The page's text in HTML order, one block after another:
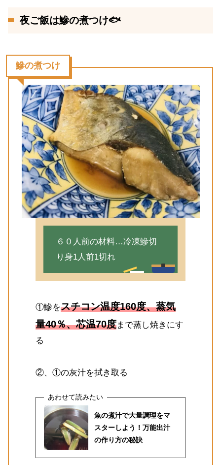
夜ご飯は鰺の煮つけ🐟
鰺の煮つけ
６０人前の材料…冷凍鰺切
り身1人前1切れ
①鰺をスチコン温度160度、蒸気
量40％、芯温70度まで蒸し焼きにす
る
②、①の灰汁を拭き取る
魚の煮汁で大量調理をマ
スターしよう！万能出汁
の作り方の秘訣